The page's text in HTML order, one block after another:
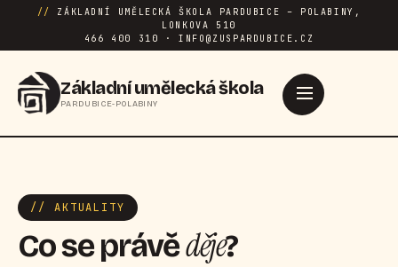
//
ZÁKLADNÍ UMĚLECKÁ ŠKOLA PARDUBICE – POLABINY,
LONKOVA 510
466 400 310 · INFO@ZUSPARDUBICE.CZ
Základní umělecká škola
PARDUBICE-POLABINY
// AKTUALITY
Co se právěděje?